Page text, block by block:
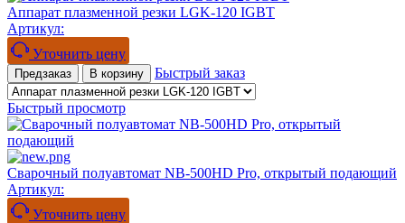
Аппарат плазменной резки LGK-120 IGBT
Артикул:
Уточнить цену
Предзаказ В корзину Быстрый заказ
Быстрый просмотр
Сварочный полуавтомат NB-500HD Pro, открытый подающий
Артикул:
Уточнить цену